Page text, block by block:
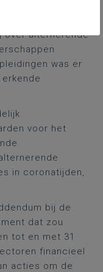
over alternerende
was er
voor het
in coronatijden,
bij de
dat zou
tot en met 31
financieel
acties om de